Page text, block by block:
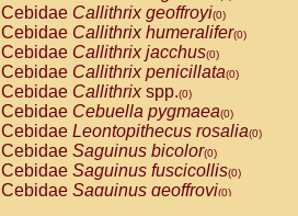
Cebidae Callithrix geoffroyi(0)
Cebidae Callithrix humeralifer(0)
Cebidae Callithrix jacchus(0)
Cebidae Callithrix penicillata(0)
Cebidae Callithrixspp.(0)
Cebidae Cebuella pygmaea(0)
Cebidae Leontopithecus rosalia(0)
Cebidae Saguinus bicolor(0)
Cebidae Saguinus fuscicollis(0)
Cebidae Saguinus geoffroyi(0)